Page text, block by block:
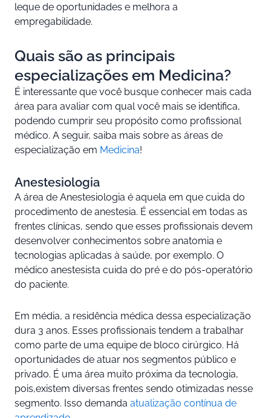
leque de oportunidades e melhora a
empregabilidade.
Quais são as principais
especializações em Medicina?
É interessante que você busque conhecer mais cada
área para avaliar com qual você mais se identifica,
podendo cumprir seu propósito como profissional
médico. A seguir, saiba mais sobre as áreas de
especialização em Medicina!
Anestesiologia
A área de Anestesiologia é aquela em que cuida do
procedimento de anestesia. É essencial em todas as
frentes clínicas, sendo que esses profissionais devem
desenvolver conhecimentos sobre anatomia e
tecnologias aplicadas à saúde, por exemplo. O
médico anestesista cuida do pré e do pós-operatório
do paciente.
Em média, a residência médica dessa especialização
dura 3 anos. Esses profissionais tendem a trabalhar
como parte de uma equipe de bloco cirúrgico. Há
oportunidades de atuar nos segmentos público e
privado. É uma área muito próxima da tecnologia,
pois,existem diversas frentes sendo otimizadas nesse
segmento. Isso demanda atualização contínua de